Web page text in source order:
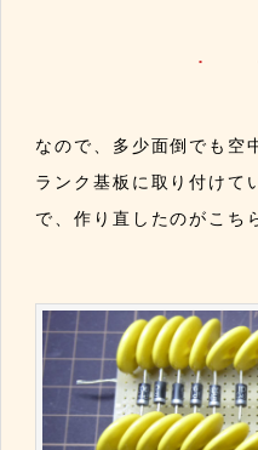
なので、多少面倒でも空
ランク基板に取り付けて
で、作り直したのがこち